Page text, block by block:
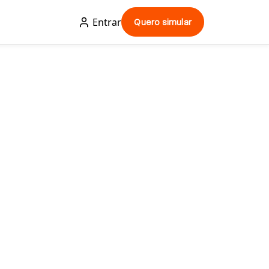
Entrar Quero simular